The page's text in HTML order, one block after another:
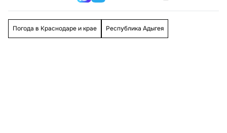
Погода в Краснодаре и крае Республика Адыгея